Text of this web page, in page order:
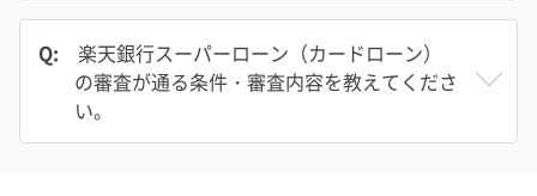
Q:
楽天銀行スーパーローン（カードローン）
の審査が通る条件・審査内容を教えてくださ
い。